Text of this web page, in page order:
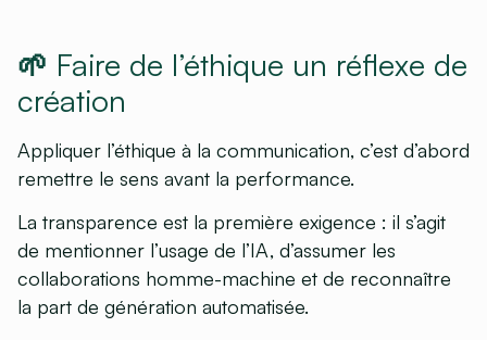
🌱 Faire de l’éthique un réflexe de
création
Appliquer l’éthique à la communication, c’est d’abord
remettre le sens avant la performance.
La transparence est la première exigence : il s’agit
de mentionner l’usage de l’IA, d’assumer les
collaborations homme-machine et de reconnaître
la part de génération automatisée.